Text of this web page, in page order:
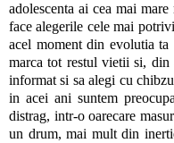
adolescenta ai cea mai
face alegerile cele mai
acel moment din evolutia
marca tot restul vietii si, din
informat si sa alegi cu
in acei ani suntem
distrag, intr-o oarecare
un drum, mai mult din